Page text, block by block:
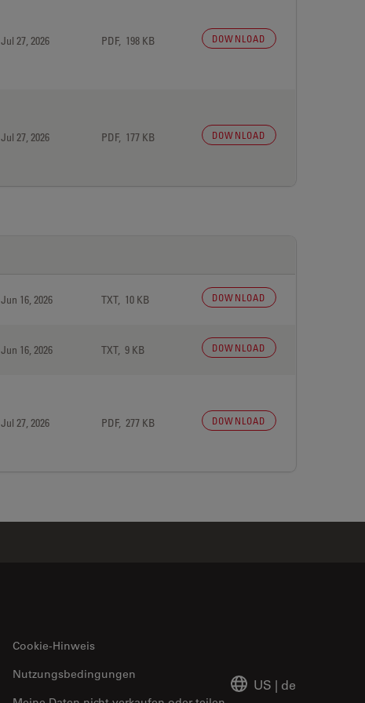
Jul 27, 2026 PDF, 198 KB DOWNLOAD
Jul 27, 2026 PDF, 177 KB DOWNLOAD
Jun 16, 2026 TXT, 10 KB DOWNLOAD
Jun 16, 2026 TXT, 9 KB DOWNLOAD
Jul 27, 2026 PDF, 277 KB DOWNLOAD
Cookie-Hinweis
Nutzungsbedingungen
US | de